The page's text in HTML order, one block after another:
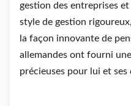
gestion des entreprises
style de gestion
la façon innovante de
allemandes ont fourni
précieuses pour lui et ses